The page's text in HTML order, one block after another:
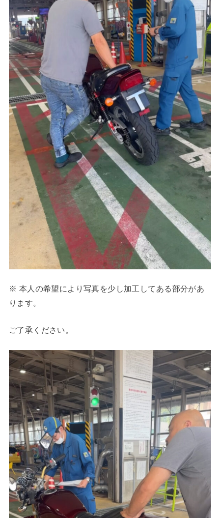
※ 本人の希望により写真を少し加工してある部分があ
ります。
ご了承ください。